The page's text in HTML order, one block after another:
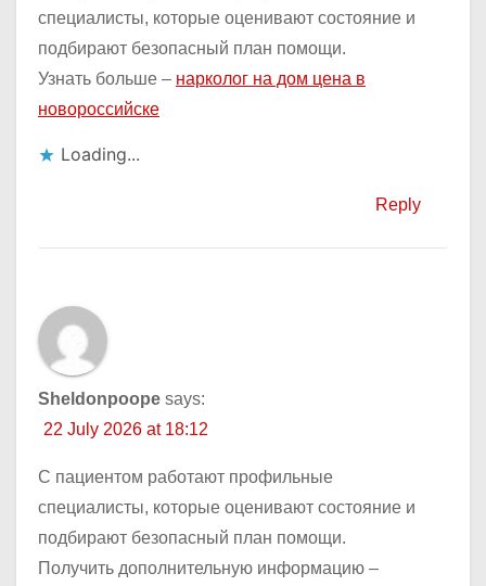
специалисты, которые оценивают состояние и
подбирают безопасный план помощи.
Узнать больше – нарколог на дом цена в
новороссийске
Loading...
Reply
Sheldonpoope says:
22 July 2026 at 18:12
С пациентом работают профильные
специалисты, которые оценивают состояние и
подбирают безопасный план помощи.
Получить дополнительную информацию –